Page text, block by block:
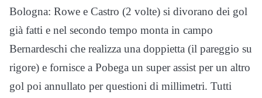
Bologna: Rowe e Castro (2 volte) si divorano dei gol
già fatti e nel secondo tempo monta in campo
Bernardeschi che realizza una doppietta (il pareggio su
rigore) e fornisce a Pobega un super assist per un altro
gol poi annullato per questioni di millimetri. Tutti